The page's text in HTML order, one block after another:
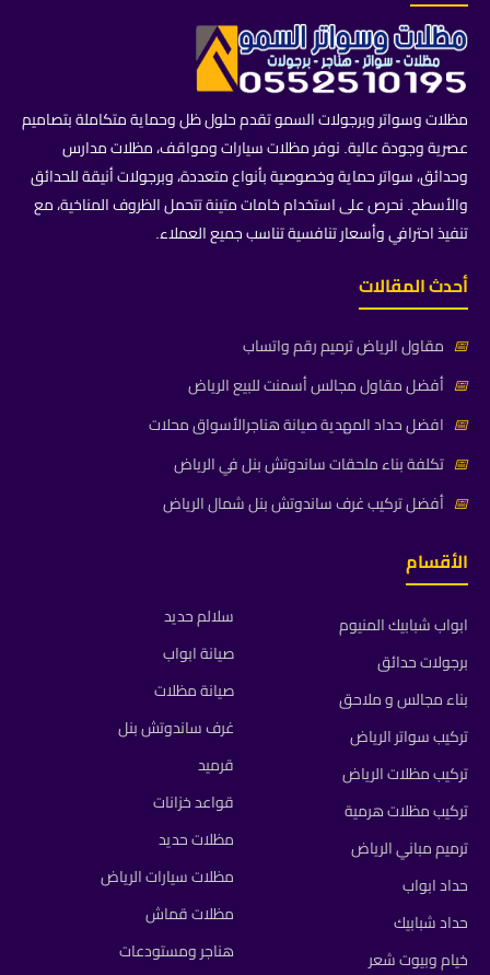
مظلات وسواتر وبرجولات السمو تقدم حلول ظل وحماية متكاملة بتصاميم
عصرية وجودة عالية. نوفر مظلات سيارات ومواقف، مظلات مدارس
وحدائق، سواتر حماية وخصوصية بأنواع متعددة، وبرجولات أنيقة للحدائق
والأسطح. نحرص على استخدام خامات متينة تتحمل الظروف المناخية، مع
تنفيذ احترافي وأسعار تنافسية تناسب جميع العملاء.
أحدث المقالات
📅 مقاول الرياض ترميم رقم واتساب
📅 أفضل مقاول مجالس أسمنت للبيع الرياض
📅 افضل حداد المهدية صيانة هناجرالأسواق محلات
📅 تكلفة بناء ملحقات ساندوتش بنل في الرياض
📅 أفضل تركيب غرف ساندوتش بنل شمال الرياض
الأقسام
ابواب شبابيك المنيوم
برجولات حدائق
بناء مجالس و ملاحق
تركيب سواتر الرياض
تركيب مظلات الرياض
تركيب مظلات هرمية
ترميم مباني الرياض
حداد ابواب
حداد شبابيك
خيام وبيوت شعر
سلالم حديد
صيانة ابواب
صيانة مظلات
غرف ساندوتش بنل
قرميد
قواعد خزانات
مظلات حديد
مظلات سيارات الرياض
مظلات قماش
هناجر ومستودعات